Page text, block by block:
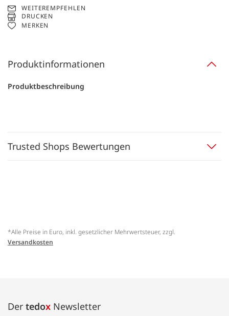
WEITEREMPFEHLEN
DRUCKEN
MERKEN
Produktinformationen
Produktbeschreibung
Trusted Shops Bewertungen
*Alle Preise in Euro, inkl. gesetzlicher Mehrwertsteuer, zzgl.
Versandkosten
Der tedox Newsletter